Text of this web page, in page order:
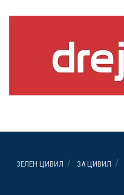
ЗЕЛЕН ЦИВИЛ ЗА ЦИВИЛ